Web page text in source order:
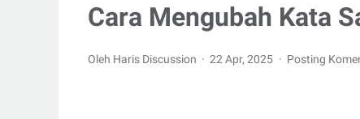
Cara Mengubah Kata
Oleh Haris Discussion 22 Apr, 2025 Posting